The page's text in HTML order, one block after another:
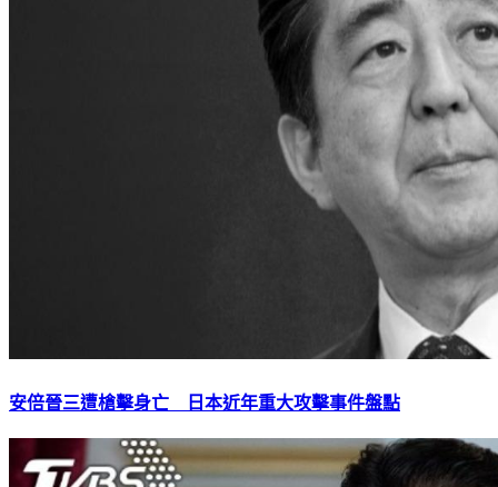
安倍晉三遭槍擊身亡 日本近年重大攻擊事件盤點